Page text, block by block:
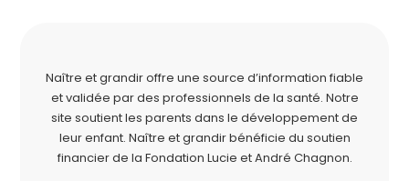
Naître et grandir offre une source d’information fiable
et validée par des professionnels de la santé. Notre
site soutient les parents dans le développement de
leur enfant. Naître et grandir bénéficie du soutien
financier de la Fondation Lucie et André Chagnon.